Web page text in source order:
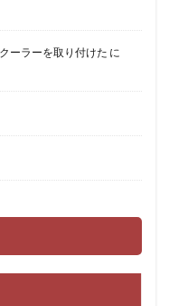
ーラーを取り付けた に